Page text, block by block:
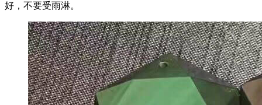
好，不要受雨淋。